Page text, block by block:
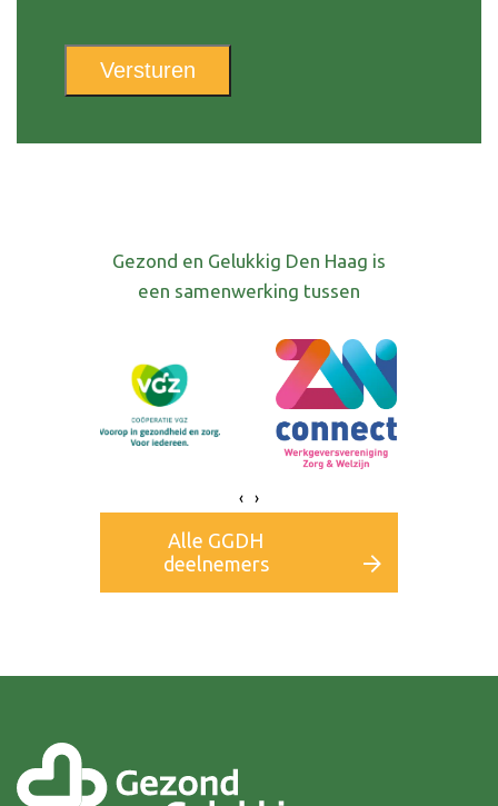
Versturen
Gezond en Gelukkig Den Haag is
een samenwerking tussen
‹ ›
Alle GGDH
deelnemers